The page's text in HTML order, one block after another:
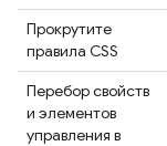
Прокрутите
правила CSS
Перебор свойств
и элементов
управления в